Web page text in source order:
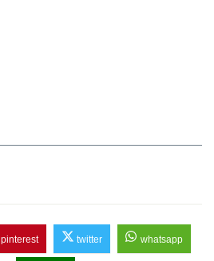
pinterest twitter whatsapp